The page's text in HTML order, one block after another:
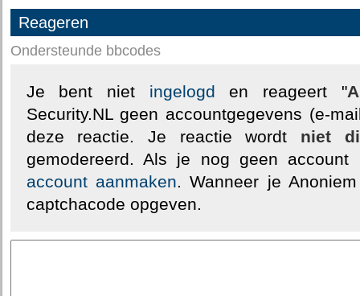
Reageren
Ondersteunde bbcodes
Je bent niet ingelogd en reageert "
Security.NL geen accountgegevens (e-
deze reactie. Je reactie wordt niet
gemodereerd. Als je nog geen
account aanmaken. Wanneer je
captchacode opgeven.